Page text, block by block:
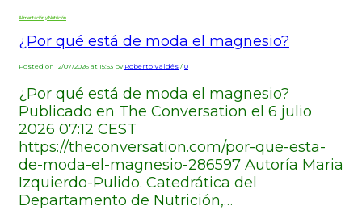
Alimentación y Nutrición
¿Por qué está de moda el magnesio?
Posted on 12/07/2026 at 15:53 by Roberto Valdés / 0
¿Por qué está de moda el magnesio?
Publicado en The Conversation el 6 julio
2026 07:12 CEST
https://theconversation.com/por-que-esta-
de-moda-el-magnesio-286597 Autoría Maria
Izquierdo-Pulido. Catedrática del
Departamento de Nutrición,…